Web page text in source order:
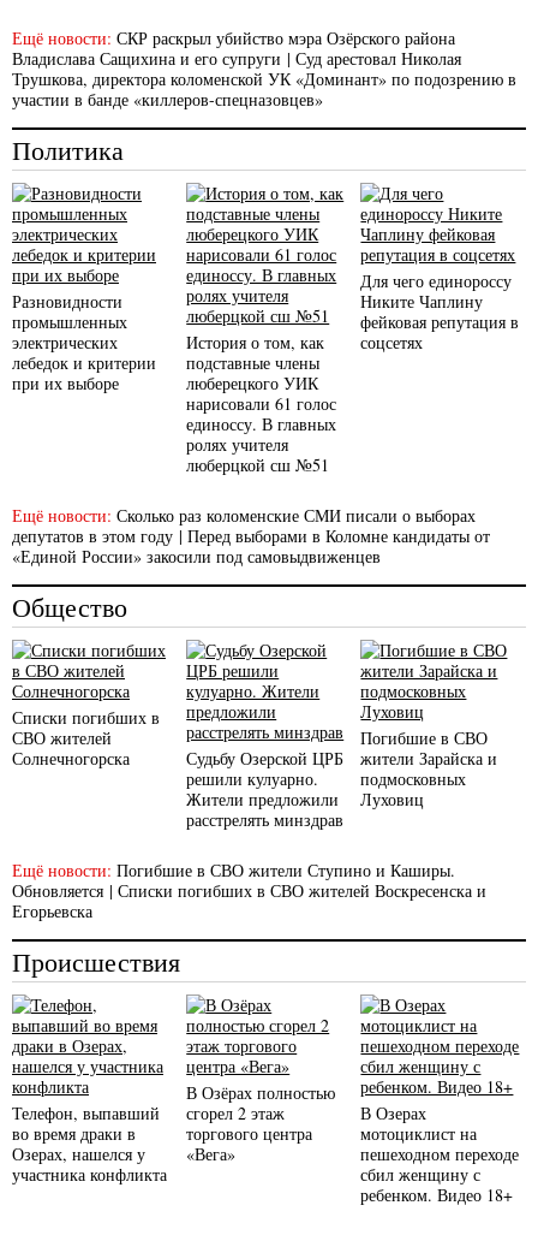
Ещё новости: СКР раскрыл убийство мэра Озёрского района
Владислава Сащихина и его супруги | Суд арестовал Николая
Трушкова, директора коломенской УК «Доминант» по подозрению в
участии в банде «киллеров-спецназовцев»
Политика
Разновидности
промышленных
электрических
лебедок и критерии
при их выборе
История о том, как
подставные члены
люберецкого УИК
нарисовали 61 голос
единоссу. В главных
ролях учителя
люберцкой сш №51
Для чего единороссу
Никите Чаплину
фейковая репутация в
соцсетях
Ещё новости: Сколько раз коломенские СМИ писали о выборах
депутатов в этом году | Перед выборами в Коломне кандидаты от
«Единой России» закосили под самовыдвиженцев
Общество
Списки погибших в
СВО жителей
Солнечногорска
Судьбу Озерской ЦРБ
решили кулуарно.
Жители предложили
расстрелять минздрав
Погибшие в СВО
жители Зарайска и
подмосковных
Луховиц
Ещё новости: Погибшие в СВО жители Ступино и Каширы.
Обновляется | Списки погибших в СВО жителей Воскресенска и
Егорьевска
Происшествия
Телефон, выпавший
во время драки в
Озерах, нашелся у
участника конфликта
В Озёрах полностью
сгорел 2 этаж
торгового центра
«Вега»
В Озерах
мотоциклист на
пешеходном переходе
сбил женщину с
ребенком. Видео 18+